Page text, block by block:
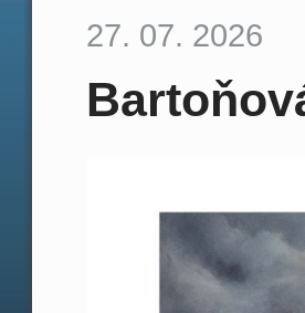
27. 07. 2026